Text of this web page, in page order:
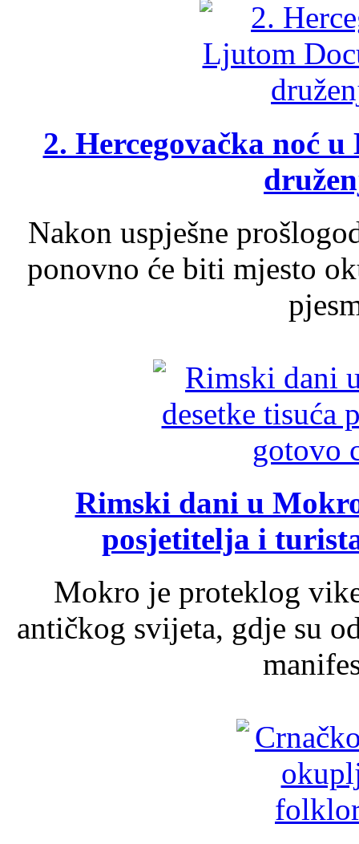
2. Hercegovačka noć
Nakon uspješne
ponovno će biti mjesto
Rimski dani u
posjetitelja i
Mokro je proteklog
antičkog svijeta, gdje su